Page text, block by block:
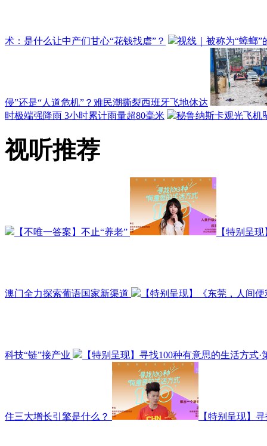
术：是什么让中产们甘心“花钱找虐”？ 视线｜被称为“蟑螂
侵”还是“人道危机”？难民潮撕裂西班牙飞地休达
时极端强降雨 3小时累计雨量超80毫米
秘鲁纳斯卡观光飞机
视听推荐
【不唯一答案】不止“养老” 【特别呈
澳门全力探索葡语国家新渠道 【特别呈现】《东莞，人间
科技“链”接产业 【特别呈现】寻找100种有意思的生活方式
住三大增长引擎是什么？ 【特别呈现】